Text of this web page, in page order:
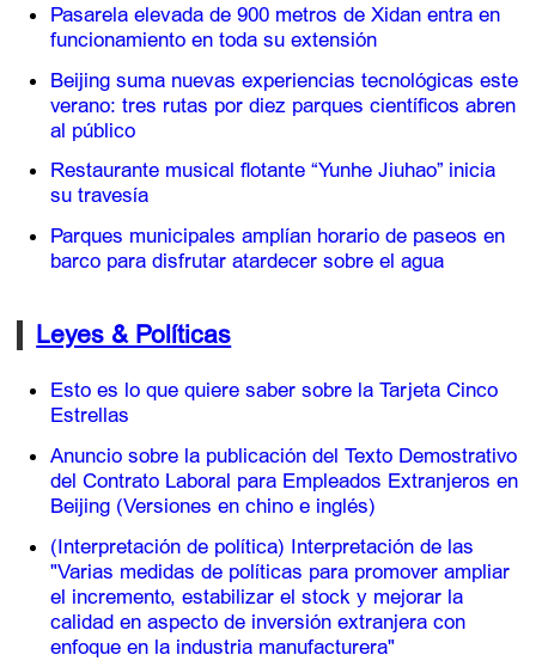
Pasarela elevada de 900 metros de Xidan entra en
funcionamiento en toda su extensión
Beijing suma nuevas experiencias tecnológicas este
verano: tres rutas por diez parques científicos abren
al público
Restaurante musical flotante “Yunhe Jiuhao” inicia
su travesía
Parques municipales amplían horario de paseos en
barco para disfrutar atardecer sobre el agua
Leyes & Políticas
Esto es lo que quiere saber sobre la Tarjeta Cinco
Estrellas
Anuncio sobre la publicación del Texto Demostrativo
del Contrato Laboral para Empleados Extranjeros en
Beijing (Versiones en chino e inglés)
(Interpretación de política) Interpretación de las
"Varias medidas de políticas para promover ampliar
el incremento, estabilizar el stock y mejorar la
calidad en aspecto de inversión extranjera con
enfoque en la industria manufacturera"